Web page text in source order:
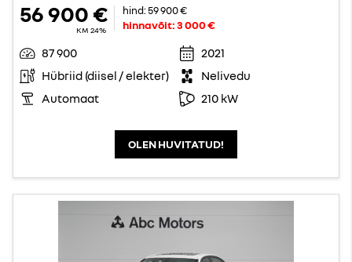
56 900 €
KM 24%
hind:59 900 €
hinnavõit:3 000 €
87 900
2021
Hübriid (diisel / elekter)
Nelivedu
Automaat
210 kW
OLEN HUVITATUD!